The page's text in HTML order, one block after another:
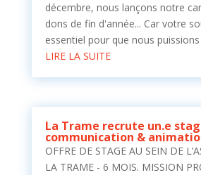
décembre, nous lançons notre
dons de fin d'année... Car votre
essentiel pour que nous
LIRE LA SUITE
La Trame recrute un.e
communication &
OFFRE DE STAGE AU SEIN DE
LA TRAME - 6 MOIS. MISSION